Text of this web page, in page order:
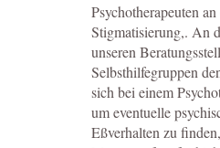
Psychotherapeuten
Stigmatisierung,. An
unseren
Selbsthilfegruppen
sich bei einem
um eventuelle
Eßverhalten zu